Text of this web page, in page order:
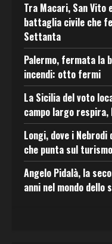
Tra Macari, San Vito
battaglia civile che
Settanta
Palermo, fermata la
incendi: otto fermi
La Sicilia del voto
campo largo respira,
Longi, dove i
che punta sul
Angelo Pidalà, la
anni nel mondo dello